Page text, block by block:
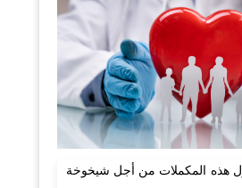
هذه المكملات من أجل شيخوخة